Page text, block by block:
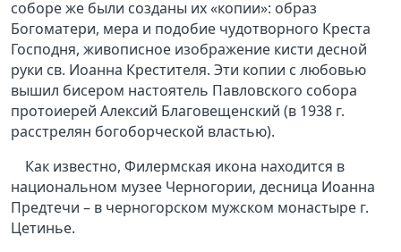
соборе же были созданы их «копии»: образ
Богоматери, мера и подобие чудотворного Креста
Господня, живописное изображение кисти десной
руки св. Иоанна Крестителя. Эти копии с любовью
вышил бисером настоятель Павловского собора
протоиерей Алексий Благовещенский (в 1938 г.
расстрелян богоборческой властью).
Как известно, Филермская икона находится в
национальном музее Черногории, десница Иоанна
Предтечи – в черногорском мужском монастыре г.
Цетинье.